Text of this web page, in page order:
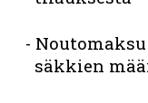
säkkien